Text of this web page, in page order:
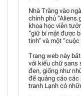
Nhà Trắng vào
chính phủ
khoa học viễn
“giữ bí mật được
tinh” và một
Trang web này
với kiểu chữ sans
đen, giống như
để quảng cáo các
tranh Lạnh có